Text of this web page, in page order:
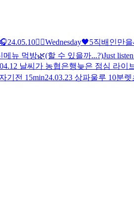
24.05.10🖐🏻Wednesday🖤5직배인만
메뉴 먹방🌿(할 수 있을까...?)Just
날씨가 농협은행늦은 점심 라이
기전 15min24.03.23 상파울루 10분렛